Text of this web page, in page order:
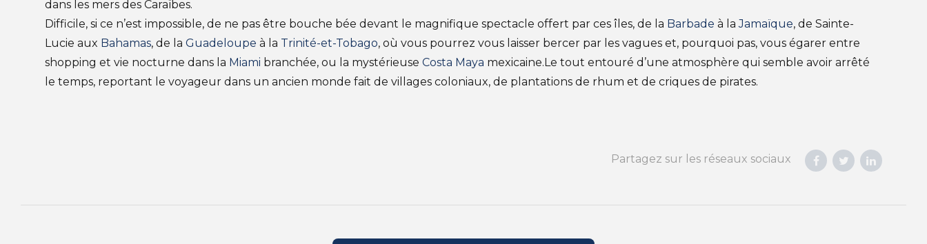
dans les mers des Caraïbes.
Difficile, si ce n’est impossible, de ne pas être bouche bée devant le magnifique spectacle offert par ces îles, de la Barbade à laJamaïque, de Sainte-
Lucie aux Bahamas, de la Guadeloupe à la Trinité-et-Tobago, où vous pourrez vous laisser bercer par les vagues et, pourquoi pas, vous égarer entre
shopping et vie nocturne dans la Miami branchée, ou la mystérieuse Costa Maya mexicaine.Le tout entouré d’une atmosphère qui semble avoir arrêté
le temps, reportant le voyageur dans un ancien monde fait de villages coloniaux, de plantations de rhum et de criques de pirates.
Partagez sur les réseaux sociaux